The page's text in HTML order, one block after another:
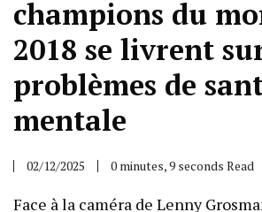
champions du
2018 se livrent
problèmes de
mentale
02/12/2025 0 minutes, 9 seconds Read
Face à la caméra de Lenny